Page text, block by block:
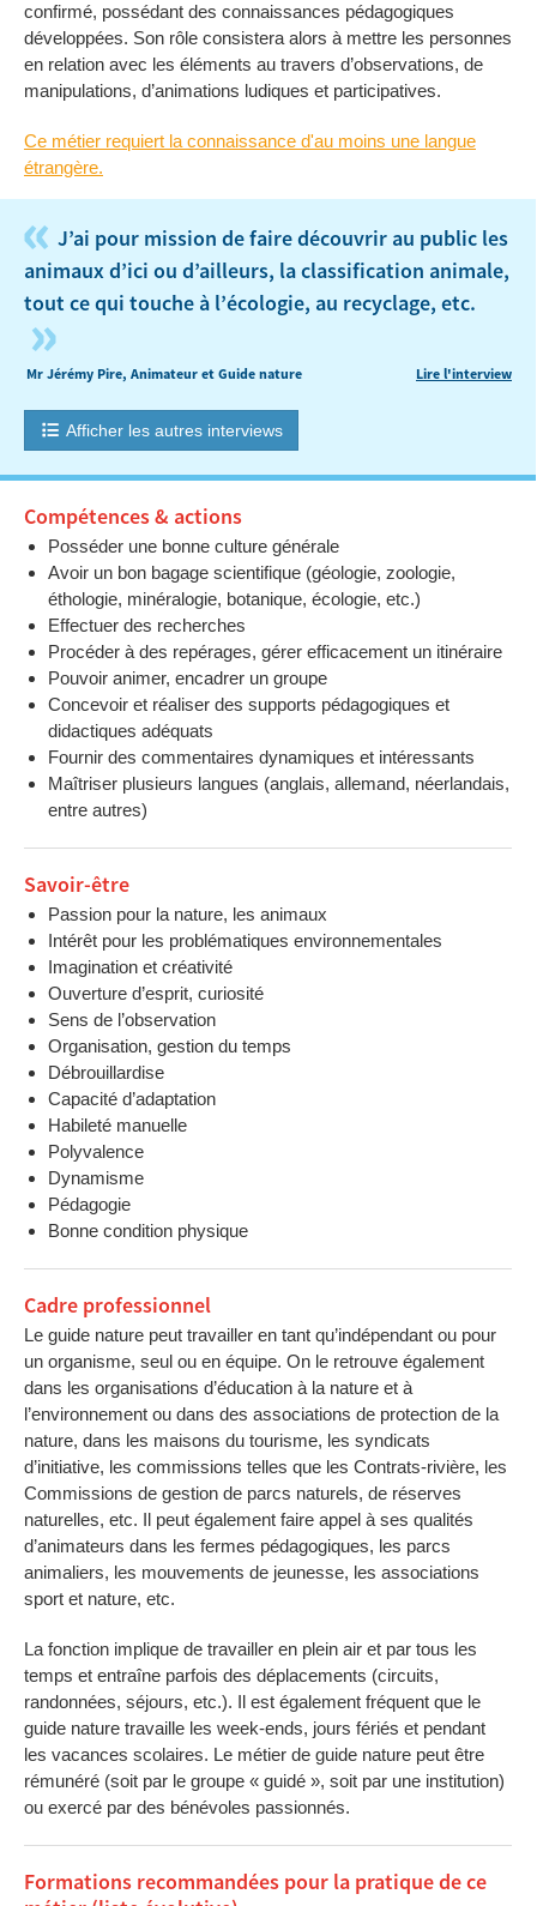
confirmé, possédant des connaissances pédagogiques
développées. Son rôle consistera alors à mettre les personnes
en relation avec les éléments au travers d’observations, de
manipulations, d’animations ludiques et participatives.
Ce métier requiert la connaissance d'au moins une langue
étrangère.
« J’ai pour mission de faire découvrir au public les
animaux d’ici ou d’ailleurs, la classification animale,
tout ce qui touche à l’écologie, au recyclage, etc.
» Mr Jérémy Pire, Animateur et Guide nature Lire l'interview
Afficher les autres interviews
Compétences & actions
Posséder une bonne culture générale
Avoir un bon bagage scientifique (géologie, zoologie,
éthologie, minéralogie, botanique, écologie, etc.)
Effectuer des recherches
Procéder à des repérages, gérer efficacement un itinéraire
Pouvoir animer, encadrer un groupe
Concevoir et réaliser des supports pédagogiques et
didactiques adéquats
Fournir des commentaires dynamiques et intéressants
Maîtriser plusieurs langues (anglais, allemand, néerlandais,
entre autres)
Savoir-être
Passion pour la nature, les animaux
Intérêt pour les problématiques environnementales
Imagination et créativité
Ouverture d’esprit, curiosité
Sens de l’observation
Organisation, gestion du temps
Débrouillardise
Capacité d’adaptation
Habileté manuelle
Polyvalence
Dynamisme
Pédagogie
Bonne condition physique
Cadre professionnel
Le guide nature peut travailler en tant qu’indépendant ou pour
un organisme, seul ou en équipe. On le retrouve également
dans les organisations d’éducation à la nature et à
l’environnement ou dans des associations de protection de la
nature, dans les maisons du tourisme, les syndicats
d’initiative, les commissions telles que les Contrats-rivière, les
Commissions de gestion de parcs naturels, de réserves
naturelles, etc. Il peut également faire appel à ses qualités
d’animateurs dans les fermes pédagogiques, les parcs
animaliers, les mouvements de jeunesse, les associations
sport et nature, etc.
La fonction implique de travailler en plein air et par tous les
temps et entraîne parfois des déplacements (circuits,
randonnées, séjours, etc.). Il est également fréquent que le
guide nature travaille les week-ends, jours fériés et pendant
les vacances scolaires. Le métier de guide nature peut être
rémunéré (soit par le groupe « guidé », soit par une institution)
ou exercé par des bénévoles passionnés.
Formations recommandées pour la pratique de ce